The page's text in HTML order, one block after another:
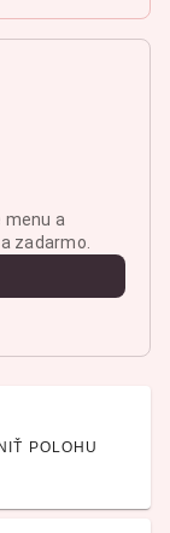
a
zadarmo.
POLOHU